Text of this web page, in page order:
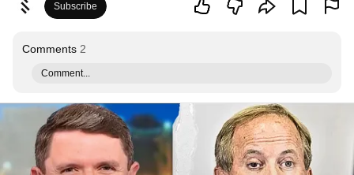
Subscribe
Comments 2
Comment...